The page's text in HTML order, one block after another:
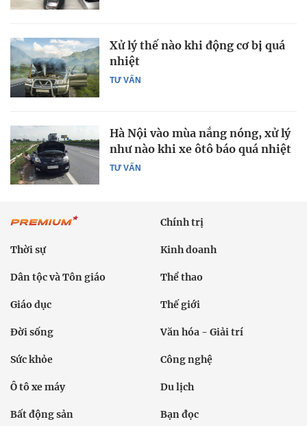
TƯ VẤN
Xử lý thế nào khi động cơ bị quá
nhiệt
TƯ VẤN
Hà Nội vào mùa nắng nóng, xử lý
như nào khi xe ôtô báo quá nhiệt
Chính trị
Thời sự Kinh doanh
Dân tộc và Tôn giáo Thể thao
Giáo dục Thế giới
Đời sống Văn hóa - Giải trí
Sức khỏe Công nghệ
Ô tô xe máy Du lịch
Bất động sản Bạn đọc